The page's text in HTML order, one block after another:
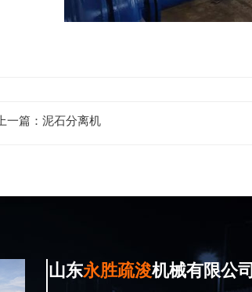
上一篇： 泥石分离机
山东永胜疏浚机械有限公司